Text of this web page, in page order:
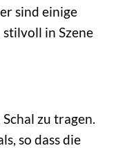
sind einige
stilvoll in Szene
zu tragen.
so dass die